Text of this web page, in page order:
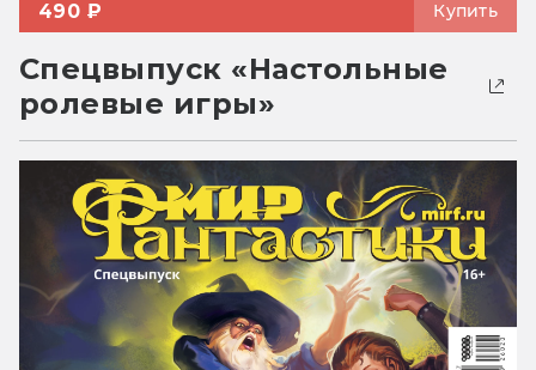
490 ₽ Купить
Спецвыпуск «Настольные
ролевые игры»